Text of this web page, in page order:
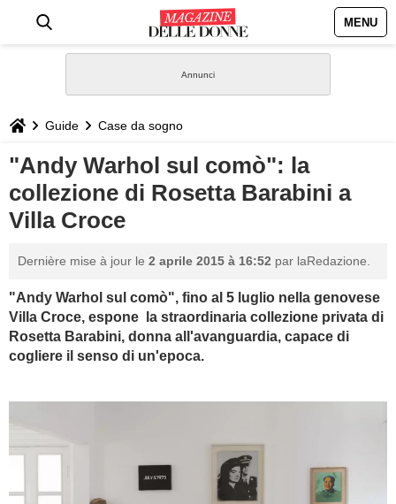
MENU
STILE
BIOGRAFIE
GASTRONOMIA
CAPELLI
BAMBINO
Guide Case da sogno
"Andy Warhol sul comò": la
collezione di Rosetta Barabini a
Villa Croce
Dernière mise à jour le 2 aprile 2015 à 16:52 par laRedazione.
"Andy Warhol sul comò", fino al 5 luglio nella genovese
Villa Croce, espone la straordinaria collezione privata di
Rosetta Barabini, donna all'avanguardia, capace di
cogliere il senso di un'epoca.